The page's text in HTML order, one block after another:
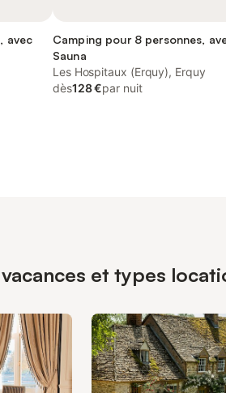
avec
Camping pour 8 personnes,
Sauna
Les Hospitaux (Erquy), Erquy
dès128 €par nuit
et types